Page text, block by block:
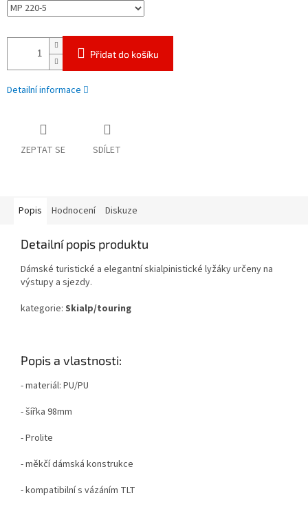
Přidat do košíku
Detailní informace
ZEPTAT SE SDÍLET
Popis Hodnocení Diskuze
Detailní popis produktu
Dámské turistické a elegantní skialpinistické lyžáky určeny na
výstupy a sjezdy.
kategorie: Skialp/touring
Popis a vlastnosti:
- materiál: PU/PU
- šířka 98mm
- Prolite
- měkčí dámská konstrukce
- kompatibilní s vázáním TLT